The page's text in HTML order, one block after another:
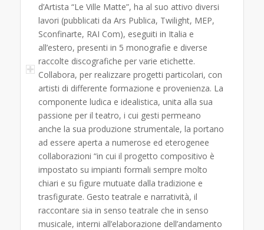
d’Artista “Le Ville Matte”, ha al suo attivo diversi
lavori (pubblicati da Ars Publica, Twilight, MEP,
Sconfinarte, RAI Com), eseguiti in Italia e
all’estero, presenti in 5 monografie e diverse
raccolte discografiche per varie etichette.
Collabora, per realizzare progetti particolari, con
artisti di differente formazione e provenienza. La
componente ludica e idealistica, unita alla sua
passione per il teatro, i cui gesti permeano
anche la sua produzione strumentale, la portano
ad essere aperta a numerose ed eterogenee
collaborazioni “in cui il progetto compositivo è
impostato su impianti formali sempre molto
chiari e su figure mutuate dalla tradizione e
trasfigurate. Gesto teatrale e narratività, il
raccontare sia in senso teatrale che in senso
musicale, interni all’elaborazione dell’andamento